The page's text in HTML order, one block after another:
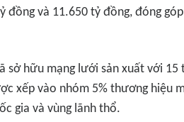
đồng và 11.650 tỷ đồng, đóng
sở hữu mạng lưới sản xuất với
xếp vào nhóm 5% thương hiệu
gia và vùng lãnh thổ.